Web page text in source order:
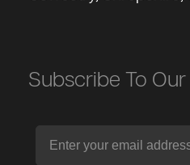
Subscribe To